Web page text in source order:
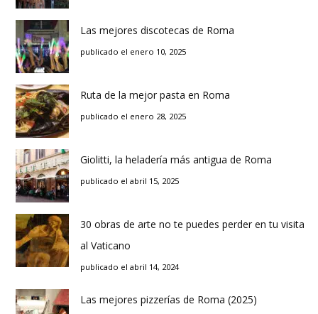
Las mejores discotecas de Roma
publicado el enero 10, 2025
Ruta de la mejor pasta en Roma
publicado el enero 28, 2025
Giolitti, la heladería más antigua de Roma
publicado el abril 15, 2025
30 obras de arte no te puedes perder en tu visita
al Vaticano
publicado el abril 14, 2024
Las mejores pizzerías de Roma (2025)